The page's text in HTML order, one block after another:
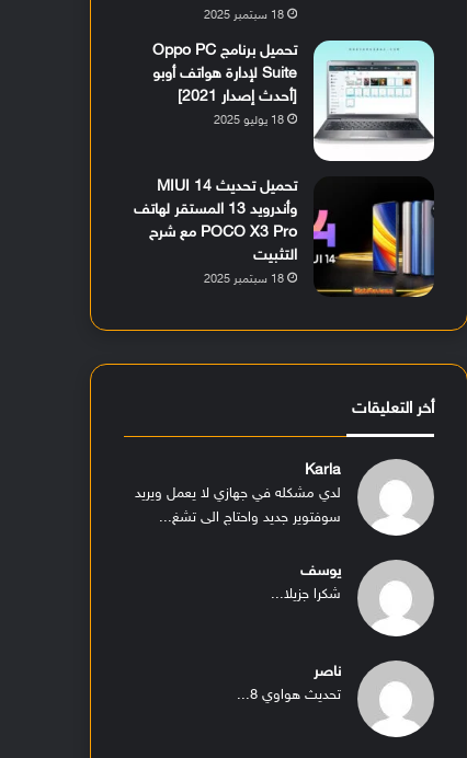
18 سبتمبر 2025
تحميل برنامج Oppo PC
Suite لإدارة هواتف أوبو
[أحدث إصدار 2021]
18 يوليو 2025
تحميل تحديث MIUI 14
وأندرويد 13 المستقر لهاتف
POCO X3 Pro مع شرح
التثبيت
18 سبتمبر 2025
أخر التعليقات
Karla
لدي مشكله في جهازي لا يعمل ويريد
سوفتوير جديد واحتاج الى تشغ...
يوسف
شكرا جزيلا...
ناصر
تحديث هواوي 8...